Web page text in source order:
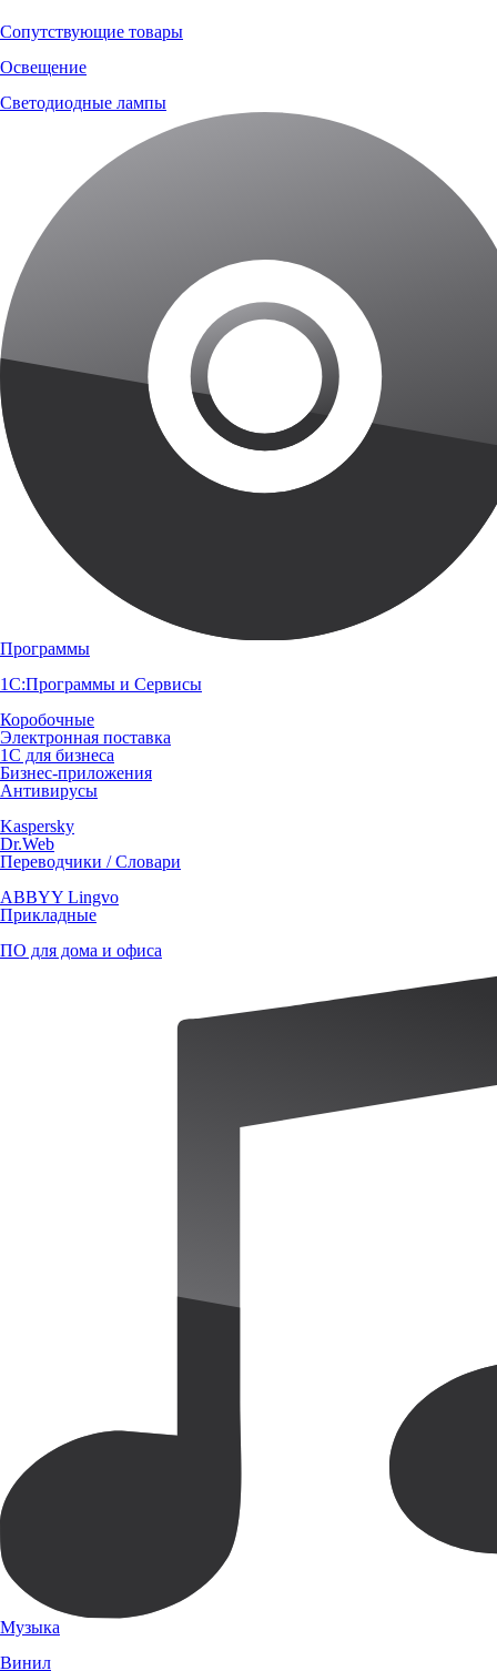
Сопутствующие товары
Освещение
Светодиодные лампы
Программы
1С:Программы и Сервисы
Коробочные
Электронная поставка
1С для бизнеса
Бизнес-приложения
Антивирусы
Kaspersky
Dr.Web
Переводчики / Словари
ABBYY Lingvo
Прикладные
ПО для дома и офиса
Музыка
Винил